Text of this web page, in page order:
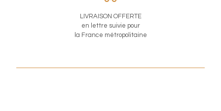
LIVRAISON OFFERTE
en lettre suivie pour
la France métropolitaine